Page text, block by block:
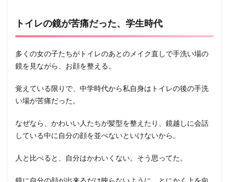
トイレの鏡が苦痛だった、学生時代
多くの女の子たちがトイレのあとのメイク直しで手洗い場の
鏡を見ながら、お顔を整える。
覚えている限りで、中学時代から私自身はトイレの後の手洗
い場が苦痛だった。
なぜなら、かわいい人たちが髪型を整えたり、鏡越しに会話
している中に自分の顔を並べないといけないから。
人と比べると、自分はかわいくない。そう思ってた。